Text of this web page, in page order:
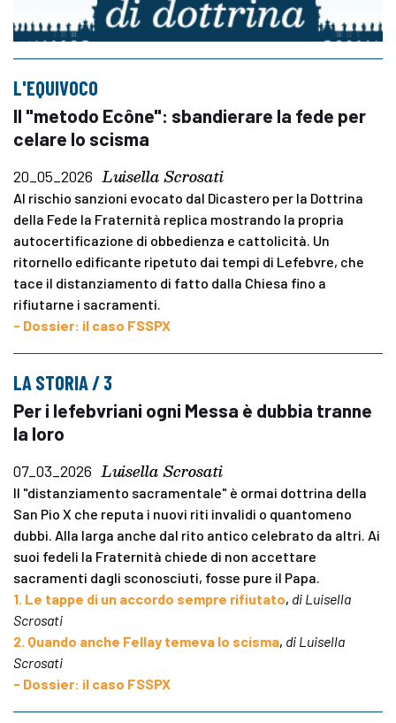
L'EQUIVOCO
Il "metodo Ecône": sbandierare la fede per
celare lo scisma
20_05_2026 Luisella Scrosati
Al rischio sanzioni evocato dal Dicastero per la Dottrina
della Fede la Fraternità replica mostrando la propria
autocertificazione di obbedienza e cattolicità. Un
ritornello edificante ripetuto dai tempi di Lefebvre, che
tace il distanziamento di fatto dalla Chiesa fino a
rifiutarne i sacramenti.
- Dossier: il caso FSSPX
LA STORIA / 3
Per i lefebvriani ogni Messa è dubbia tranne
la loro
07_03_2026 Luisella Scrosati
Il "distanziamento sacramentale" è ormai dottrina della
San Pio X che reputa i nuovi riti invalidi o quantomeno
dubbi. Alla larga anche dal rito antico celebrato da altri. Ai
suoi fedeli la Fraternità chiede di non accettare
sacramenti dagli sconosciuti, fosse pure il Papa.
1. Le tappe di un accordo sempre rifiutato, di Luisella
Scrosati
2. Quando anche Fellay temeva lo scisma, di Luisella
Scrosati
- Dossier: il caso FSSPX